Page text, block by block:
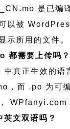
是已编
以被
示所用的文件。
都需要上传吗？
真正生效的语
，而 .po 为可
WPfanyi.com
英文双语吗？